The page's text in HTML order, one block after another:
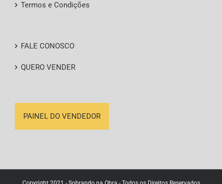
Termos e Condições
FALE CONOSCO
QUERO VENDER
PAINEL DO VENDEDOR